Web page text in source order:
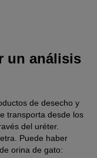
un análisis
de desecho y
transporta desde los
del uréter.
Puede haber
orina de gato: